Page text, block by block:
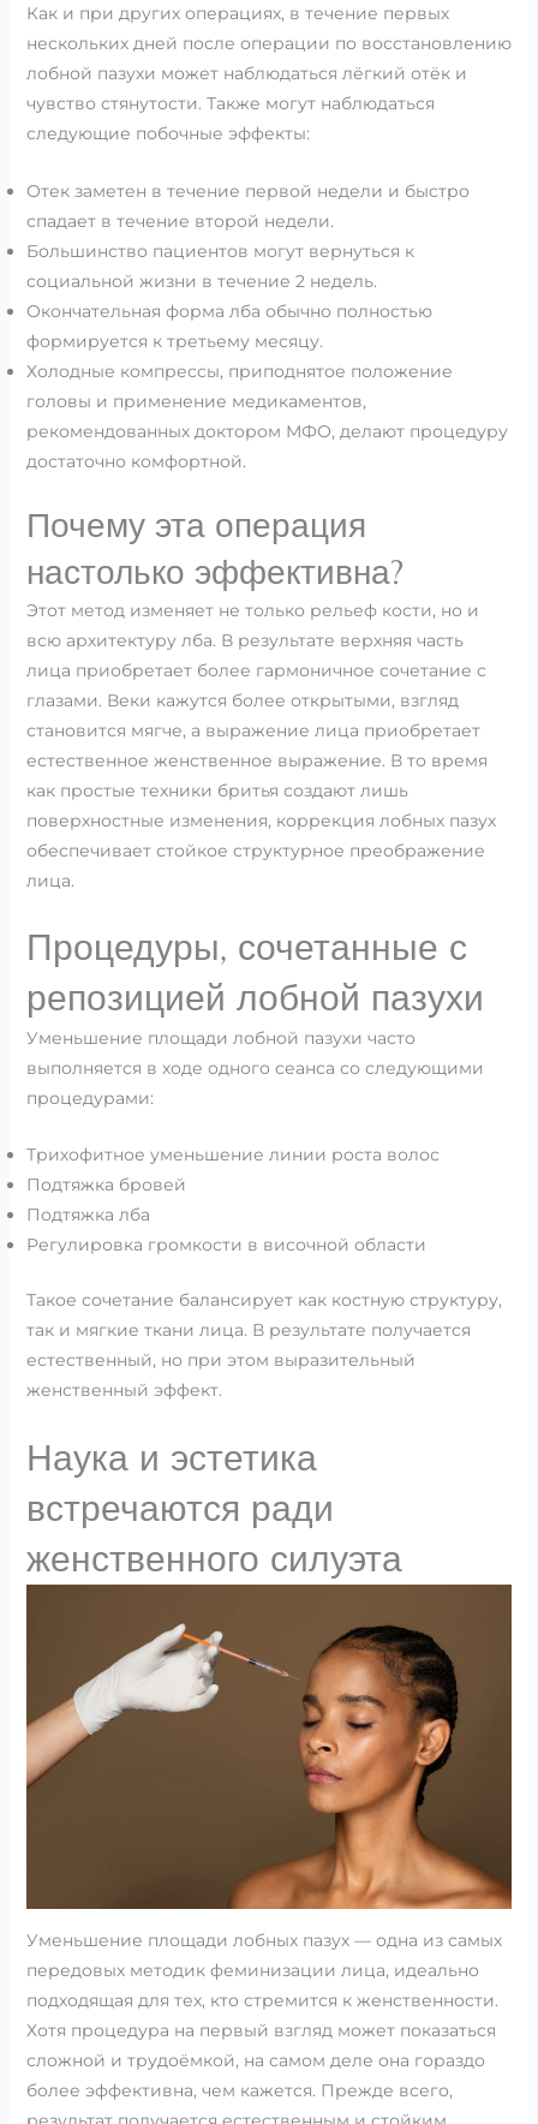
Как и при других операциях, в течение первых
нескольких дней после операции по восстановлению
лобной пазухи может наблюдаться лёгкий отёк и
чувство стянутости. Также могут наблюдаться
следующие побочные эффекты:
Отек заметен в течение первой недели и быстро
спадает в течение второй недели.
Большинство пациентов могут вернуться к
социальной жизни в течение 2 недель.
Окончательная форма лба обычно полностью
формируется к третьему месяцу.
Холодные компрессы, приподнятое положение
головы и применение медикаментов,
рекомендованных доктором МФО, делают процедуру
достаточно комфортной.
Почему эта операция
настолько эффективна?
Этот метод изменяет не только рельеф кости, но и
всю архитектуру лба. В результате верхняя часть
лица приобретает более гармоничное сочетание с
глазами. Веки кажутся более открытыми, взгляд
становится мягче, а выражение лица приобретает
естественное женственное выражение. В то время
как простые техники бритья создают лишь
поверхностные изменения, коррекция лобных пазух
обеспечивает стойкое структурное преображение
лица.
Процедуры, сочетанные с
репозицией лобной пазухи
Уменьшение площади лобной пазухи часто
выполняется в ходе одного сеанса со следующими
процедурами:
Трихофитное уменьшение линии роста волос
Подтяжка бровей
Подтяжка лба
Регулировка громкости в височной области
Такое сочетание балансирует как костную структуру,
так и мягкие ткани лица. В результате получается
естественный, но при этом выразительный
женственный эффект.
Наука и эстетика
встречаются ради
женственного силуэта
Уменьшение площади лобных пазух — одна из самых
передовых методик феминизации лица, идеально
подходящая для тех, кто стремится к женственности.
Хотя процедура на первый взгляд может показаться
сложной и трудоёмкой, на самом деле она гораздо
более эффективна, чем кажется. Прежде всего,